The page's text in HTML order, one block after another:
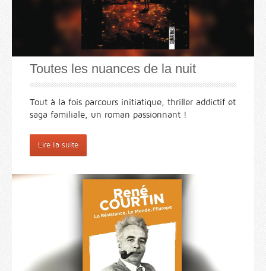
Toutes les nuances de la nuit
Tout à la fois parcours initiatique, thriller addictif et
saga familiale, un roman passionnant !
Lire la suite